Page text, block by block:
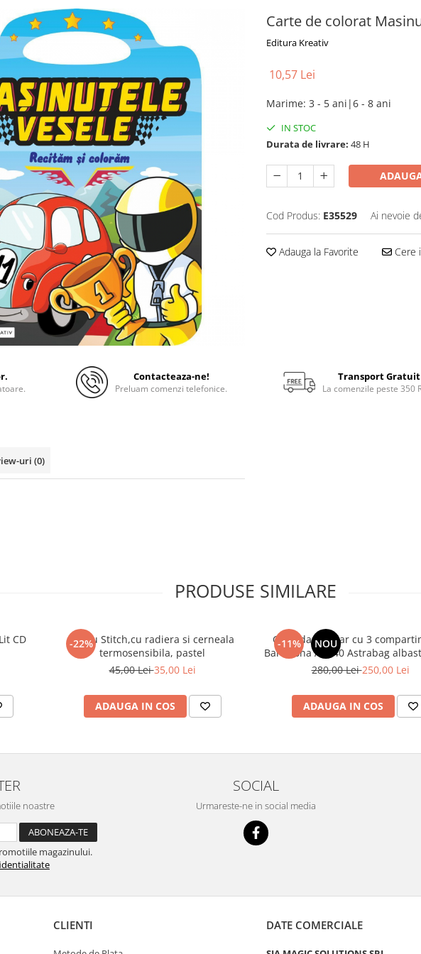
Carte de colorat
Editura Kreativ
10,57 Lei
Marime: 3 - 5 ani|6 - 8 ani
IN STOC
Durata de livrare: 48 H
Cod Produs: E35529 Ai nevoie
Adauga la Favorite Cere
Contacteaza-ne!
Preluam comenzi telefonice.
Transport Gratuit
La comenzile peste 350
uri (0)
PRODUSE SIMILARE
CD
-22%
Stilou Stitch,cu radiera si cerneala
termosensibila, pastel
45,00 Lei35,00 Lei
ADAUGA IN COS
-11% NOU
Ghiozdan școlar cu 3
Barcelona
280,00 Lei250,00 Lei
ADAUGA IN COS
noastre
magazinului.
SOCIAL
Urmareste-ne in social media
CLIENTI DATE COMERCIALE